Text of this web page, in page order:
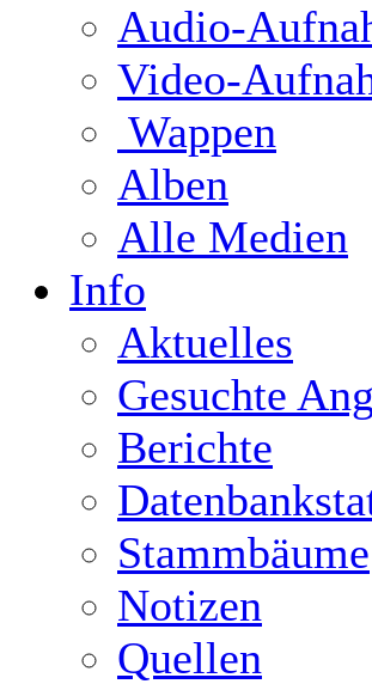
Audio-
Video-
Wappen
Alben
Alle Medien
Info
Aktuelles
Gesuchte
Berichte
Stammbäume
Notizen
Quellen